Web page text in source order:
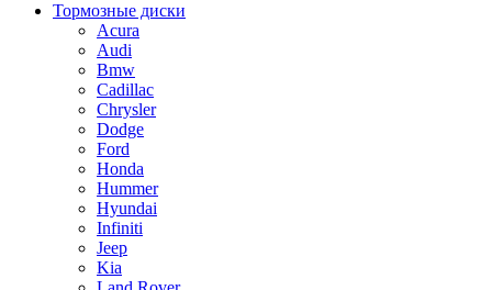
Тормозные диски
Acura
Audi
Bmw
Cadillac
Chrysler
Dodge
Ford
Honda
Hummer
Hyundai
Infiniti
Jeep
Kia